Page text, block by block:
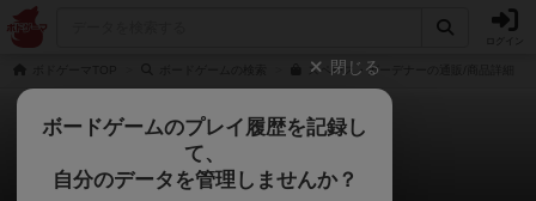
スペース・ガーデナーの通販/商品詳細
スペース・ガーデナー
ゆんたろうさんの戦略やコツ
閉じる
ボードゲームのプレイ履歴を記録し
て、
自分のデータを管理しませんか？